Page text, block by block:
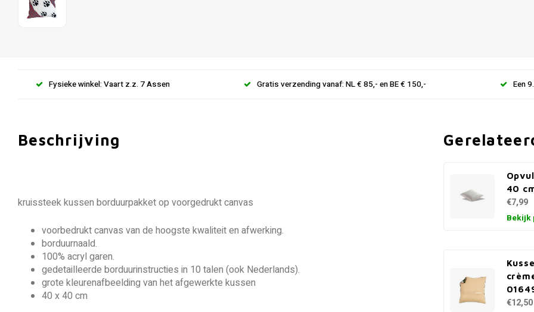
Fysieke winkel: Vaart z.z. 7 Assen Gratis verzending vanaf: NL € 85,- en BE € 150,- Een
Beschrijving
kruissteek kussen borduurpakket op voorgedrukt canvas
voorbedrukt canvas van de hoogste kwaliteit en afwerking.
borduurnaald.
100% acryl garen.
gedetailleerde borduurinstructies in 10 talen (ook Nederlands).
grote kleurenafbeelding van het afgewerkte kussen
40 x 40 cm
40
€7,99
Bekijk
€12,50